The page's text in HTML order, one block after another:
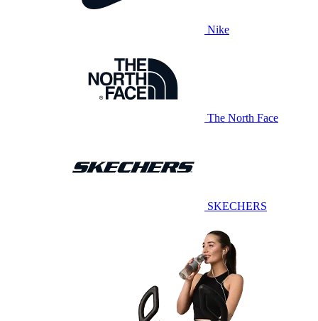
Nike
The North Face
SKECHERS